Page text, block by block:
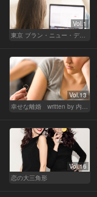
Vol.1
東京 ブラン・ニュー・デイズ
Vol.13
幸せな離婚 written by 内埜さくら
Vol.16
恋の大三角形